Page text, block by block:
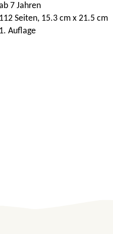
7 Jahren
112 Seiten, 15.3 cm x 21.5 cm
1. Auflage